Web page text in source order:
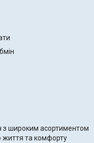
з широким асортиментом
життя та комфорту